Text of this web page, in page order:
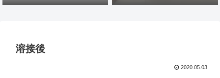
溶接後
2020.05.03